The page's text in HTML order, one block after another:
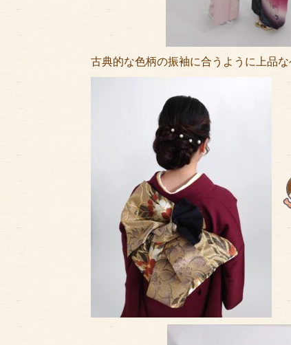
古典的な色柄の振袖に合うように上品